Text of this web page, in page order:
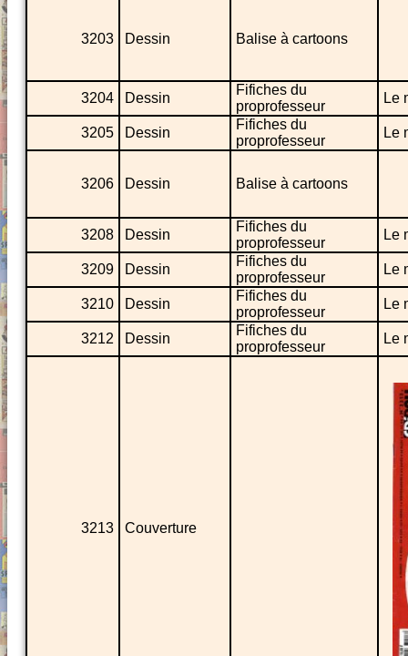
3203 Dessin Balise à cartoons
3204 Dessin
Fifiches du
proprofesseur
Le
3205 Dessin
Fifiches du
proprofesseur
Le
3206 Dessin Balise à cartoons
3208 Dessin
Fifiches du
proprofesseur
Le
3209 Dessin
Fifiches du
proprofesseur
Le
3210 Dessin
Fifiches du
proprofesseur
Le
3212 Dessin
Fifiches du
proprofesseur
Le
3213 Couverture